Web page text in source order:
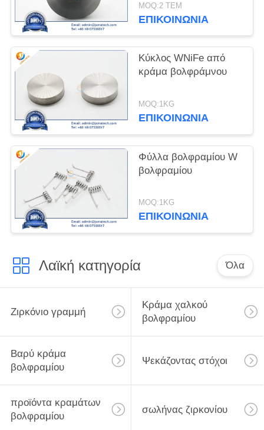
MOQ:2 ΤΕΜ
ΕΠΙΚΟΙΝΩΝΊΑ
Κύκλος WNiFe από
κράμα βολφράμνου
MOQ:1KG
ΕΠΙΚΟΙΝΩΝΊΑ
Φύλλα βολφραμίου W
βολφραμίου
MOQ:1KG
ΕΠΙΚΟΙΝΩΝΊΑ
Λαϊκή κατηγορία Όλα
Ζιρκόνιο γραμμή
Κράμα χαλκού
βολφραμίου
Βαρύ κράμα
βολφραμίου
Ψεκάζοντας στόχοι
προϊόντα κραμάτων
βολφραμίου
σωλήνας ζιρκονίου